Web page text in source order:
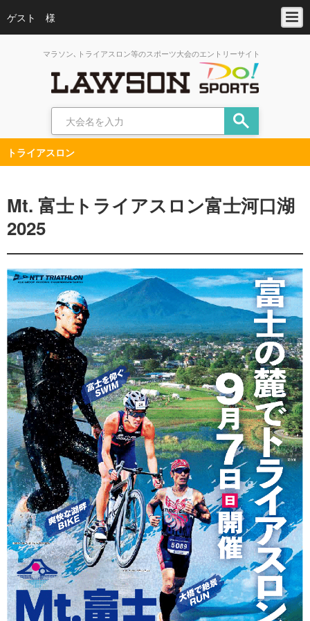
ゲスト 様
マラソン､トライアスロン等のスポーツ大会のエントリーサイト
トライアスロン
Mt. 富士トライアスロン富士河口湖
2025